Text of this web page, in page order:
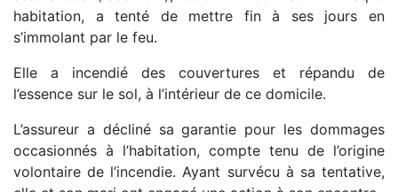
habitation, a tenté de mettre fin à ses jours en
s’immolant par le feu.
Elle a incendié des couvertures et répandu de
l’essence sur le sol, à l’intérieur de ce domicile.
L’assureur a décliné sa garantie pour les dommages
occasionnés à l’habitation, compte tenu de l’origine
volontaire de l’incendie. Ayant survécu à sa tentative,